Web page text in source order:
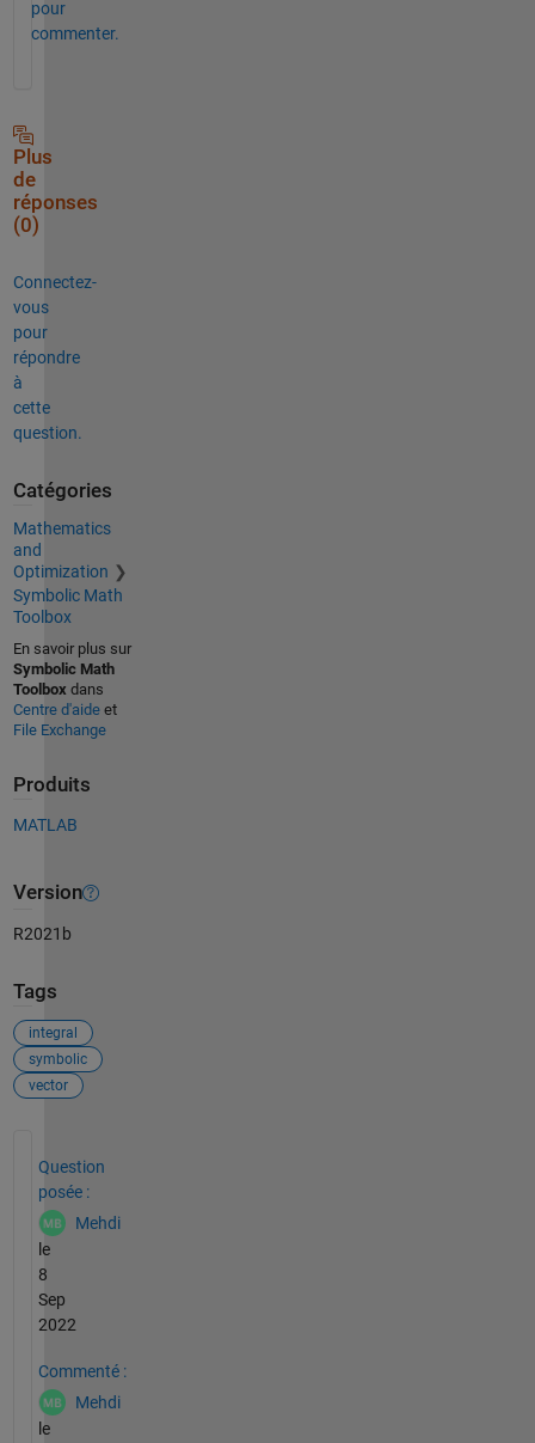
pour
commenter.
Plus
de
réponses
(0)
Connectez-
vous
pour
répondre
à
cette
question.
Catégories
Mathematics
and
Optimization
Symbolic Math
Toolbox
En savoir plus sur
Symbolic Math
Toolboxdans
Centre d'aideet
File Exchange
Produits
MATLAB
Version
R2021b
Tags
integral
symbolic
vector
Question
posée :
Mehdi
le
8
Sep
2022
Commenté :
Mehdi
le